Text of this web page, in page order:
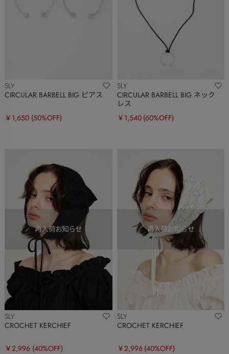
SLY
CIRCULAR BARBELL BIG ピアス
￥1,650 (50%OFF)
SLY
CIRCULAR BARBELL BIG ネック
レス
￥1,540 (60%OFF)
SLY
CROCHET KERCHIEF
￥2,996 (40%OFF)
SLY
CROCHET KERCHIEF
￥2,996 (40%OFF)